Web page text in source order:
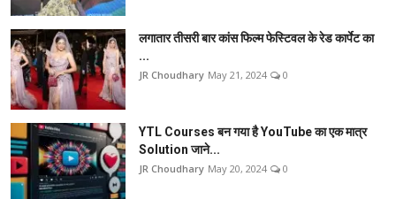
लगातार तीसरी बार कांस फिल्म फेस्टिवल के रेड कार्पेट का
...
JR Choudhary May 21, 2024 0
YTL Courses बन गया है YouTube का एक मात्र
Solution जाने...
JR Choudhary May 20, 2024 0